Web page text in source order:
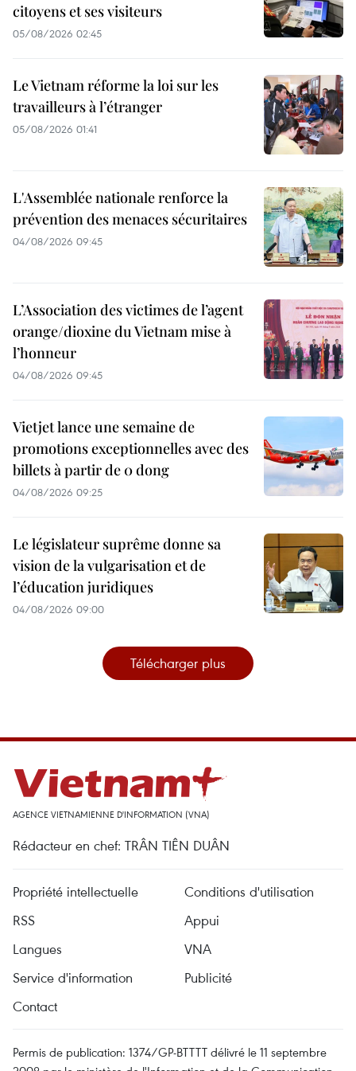
citoyens et ses visiteurs
05/08/2026 02:45
Le Vietnam réforme la loi sur les
travailleurs à l’étranger
05/08/2026 01:41
L'Assemblée nationale renforce la
prévention des menaces sécuritaires
04/08/2026 09:45
L’Association des victimes de l’agent
orange/dioxine du Vietnam mise à
l’honneur
04/08/2026 09:45
Vietjet lance une semaine de
promotions exceptionnelles avec des
billets à partir de 0 dong
04/08/2026 09:25
Le législateur suprême donne sa
vision de la vulgarisation et de
l’éducation juridiques
04/08/2026 09:00
Télécharger plus
AGENCE VIETNAMIENNE D'INFORMATION (VNA)
Rédacteur en chef: TRÂN TIÊN DUÂN
Propriété intellectuelle
Conditions d'utilisation
RSS
Appui
Langues
VNA
Service d'information
Publicité
Contact
Permis de publication: 1374/GP-BTTTT délivré le 11 septembre